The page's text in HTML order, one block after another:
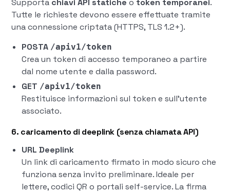
Supporta chiavi API statiche o token temporanei.
Tutte le richieste devono essere effettuate tramite
una connessione criptata (HTTPS, TLS 1.2+).
POSTA /apiv1/token
Crea un token di accesso temporaneo a partire
dal nome utente e dalla password.
GET /apiv1/token
Restituisce informazioni sul token e sull'utente
associato.
6. caricamento di deeplink (senza chiamata API)
URL Deeplink
Un link di caricamento firmato in modo sicuro che
funziona senza invito preliminare. Ideale per
lettere, codici QR o portali self-service. La firma